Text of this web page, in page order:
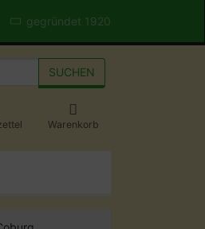
gegründet 1920
SUCHEN
Warenkorb